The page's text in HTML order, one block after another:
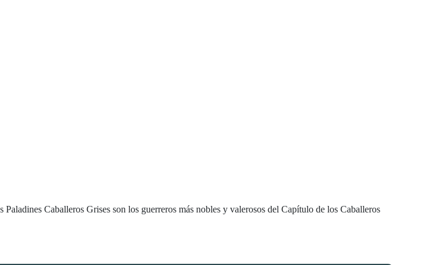
Caballeros Grises son los guerreros más nobles y valerosos del Capítulo de los Caballeros